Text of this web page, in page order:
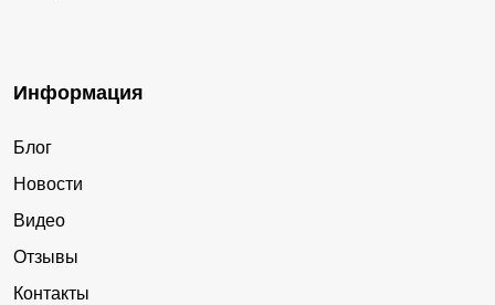
Информация
Блог
Новости
Видео
Отзывы
Контакты